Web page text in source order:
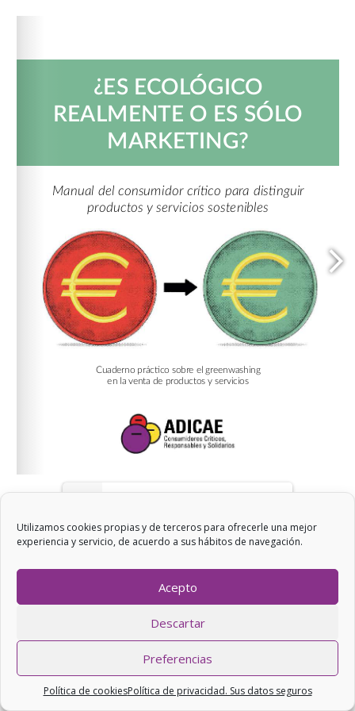
Utilizamos cookies propias y de terceros para ofrecerle una mejor
experiencia y servicio, de acuerdo a sus hábitos de navegación.
Acepto
Descartar
Preferencias
Política de cookiesPolítica de privacidad. Sus datos seguros